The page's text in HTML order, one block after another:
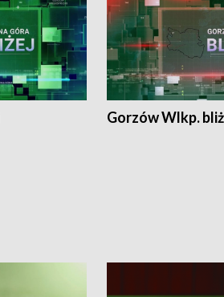
Gorzów Wlkp.